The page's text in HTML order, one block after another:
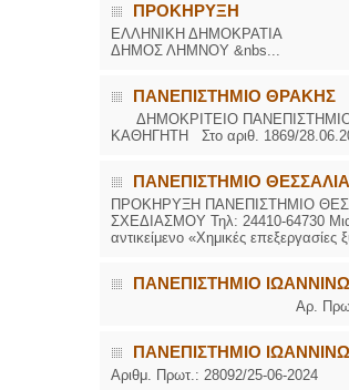
ΠΡΟΚΗΡΥΞΗ
ΕΛΛΗΝΙΚΗ
ΔΗΜΟΣ ΛΗΜΝΟΥ &nbs...
ΠΑΝΕΠΙΣΤΗΜΙΟ ΘΡΑΚΗΣ
ΔΗΜΟΚΡΙΤΕΙΟ
ΚΑΘΗΓΗΤΗ Στο αριθ. 1869/
ΠΑΝΕΠΙΣΤΗΜΙΟ
ΠΡΟΚΗΡΥΞΗ ΠΑΝΕΠΙΣΤΗΜΙΟ
ΣΧΕΔΙΑΣΜΟΥ Τηλ: 24410-64730 Μια
αντικείμενο «Χημικές
ΠΑΝΕΠΙΣΤΗΜΙΟ
Αρ. Πρωτ.:
ΠΑΝΕΠΙΣΤΗΜΙΟ
Αριθμ. Πρωτ.: 28092/